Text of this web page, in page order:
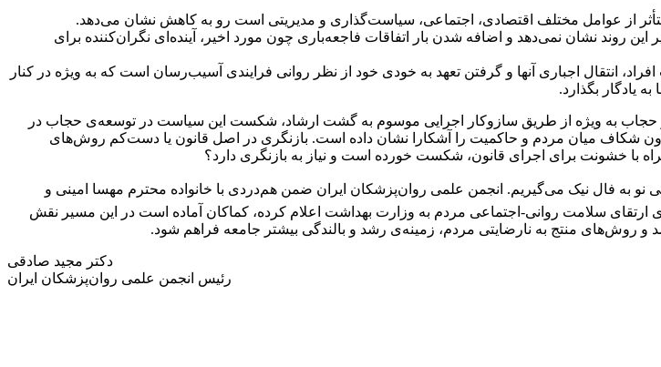
از عوامل مختلف اقتصادی، اجتماعی، سیاست‌گذاری و مدیریتی است رو به کاهش نشان می‌دهد.
روند نشان نمی‌دهد و اضافه شدن بار اتفاقات فاجعه‌باری چون مورد اخیر، آینده‌ای نگران‌کننده برای
انتقال اجباری آنها و گرفتن تعهد به خودی خود از نظر روانی فرایندی آسیب‌رسان است که به ویژه در کنار
یادگار بگذارد.
و زیان‌باری گشت ارشاد و اجباری بودن حجاب: تجربه‌ی ۴۴ سال اجبار حجاب به ویژه از طریق سازوکار اجرایی موسوم به گشت ارشاد، شکست این سیاست در توسعه‌ی حجاب در
شکاف میان مردم و حاکمیت را آشکارا نشان داده است. بازنگری در اصل قانون یا دست‌کم روش‌های
با خشونت برای اجرای قانون، شکست خورده است و نیاز به بازنگری دارد؟
نو به فال نیک می‌گیریم. انجمن علمی روان‌پزشکان ایران ضمن هم‌دردی با خانواده محترم مهسا امینی و
ارتقای سلامت روانی-اجتماعی مردم به وزارت بهداشت اعلام کرده، کماکان آماده است در این مسیر نقش
و روش‌های منتج به نارضایتی مردم، زمینه‌ی رشد و بالندگی بیشتر جامعه فراهم شود.
دکتر مجید صادقی
رئیس انجمن علمی روان‌پزشکان ایران